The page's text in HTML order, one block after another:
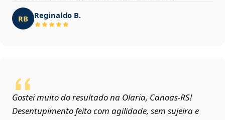
RB Reginaldo B.
Gostei muito do resultado na Olaria, Canoas‑RS!
Desentupimento feito com agilidade, sem sujeira e